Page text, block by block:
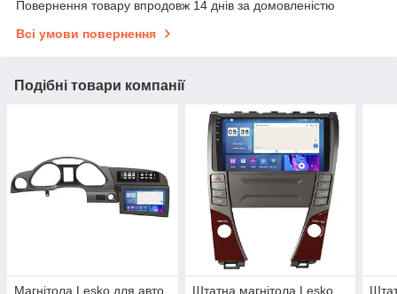
Повернення товару впродовж 14 днів за домовленістю
Всі умови повернення
Подібні товари компанії
Магнітола Lesko для авто
Штатна магнітола Lesko